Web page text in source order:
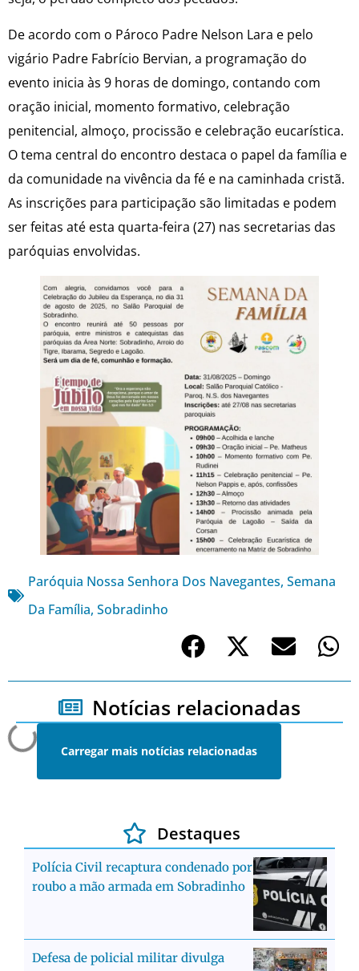
De acordo com o Pároco Padre Nelson Lara e pelo
vigário Padre Fabrício Bervian, a programação do
evento inicia às 9 horas de domingo, contando com
oração inicial, momento formativo, celebração
penitencial, almoço, procissão e celebração eucarística.
O tema central do encontro destaca o papel da família e
da comunidade na vivência da fé e na caminhada cristã.
As inscrições para participação são limitadas e podem
ser feitas até esta quarta-feira (27) nas secretarias das
paróquias envolvidas.
Paróquia Nossa Senhora Dos Navegantes, Semana
Da Família, Sobradinho
Notícias relacionadas
Carregar mais notícias relacionadas
Destaques
Polícia Civil recaptura condenado por
roubo a mão armada em Sobradinho
Defesa de policial militar divulga